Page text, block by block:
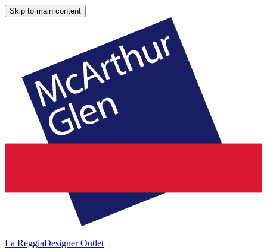
Skip to main content
La ReggiaDesigner Outlet